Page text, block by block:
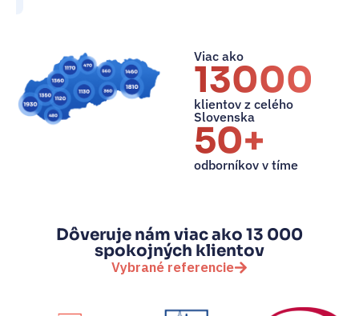
Viac ako
13000+
klientov z celého
Slovenska
50+
odborníkov v tíme
Dôveruje nám viac ako 13 000
spokojných klientov
Vybrané referencie